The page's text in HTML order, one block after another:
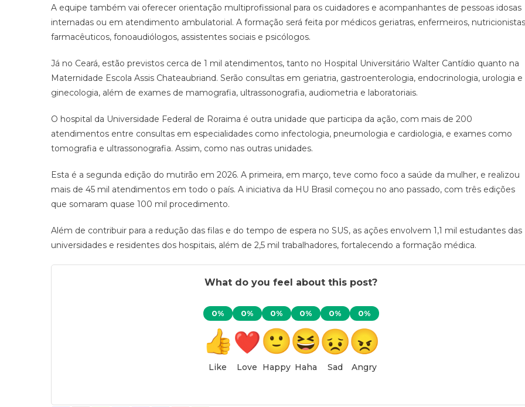
A equipe também vai oferecer orientação multiprofissional para os cuidadores e acompanhantes de pessoas idosas
internadas ou em atendimento ambulatorial. A formação será feita por médicos geriatras, enfermeiros,
farmacêuticos, fonoaudiólogos, assistentes sociais e psicólogos.
Já no Ceará, estão previstos cerca de 1 mil atendimentos, tanto no Hospital Universitário Walter Cantídio quanto na
Maternidade Escola Assis Chateaubriand. Serão consultas em geriatria, gastroenterologia, endocrinologia, urologia e
ginecologia, além de exames de mamografia, ultrassonografia, audiometria e laboratoriais.
O hospital da Universidade Federal de Roraima é outra unidade que participa da ação, com mais de 200
atendimentos entre consultas em especialidades como infectologia, pneumologia e cardiologia, e exames como
tomografia e ultrassonografia. Assim, como nas outras unidades.
Esta é a segunda edição do mutirão em 2026. A primeira, em março, teve como foco a saúde da mulher, e realizou
mais de 45 mil atendimentos em todo o país. A iniciativa da HU Brasil começou no ano passado, com três edições
que somaram quase 100 mil procedimento.
Além de contribuir para a redução das filas e do tempo de espera no SUS, as ações envolvem 1,1 mil estudantes das
universidades e residentes dos hospitais, além de 2,5 mil trabalhadores, fortalecendo a formação médica.
What do you feel about this post?
0%
Like
0%
Love
0%
Happy
0%
Haha
0%
Sad
0%
Angry